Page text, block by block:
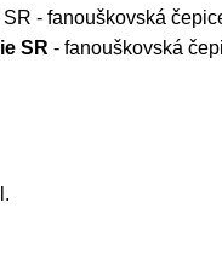
- fanouškovská
SR - fanouškovská